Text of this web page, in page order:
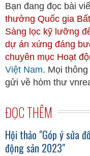
Bạn đang đọc bài
thưởng Quốc gia
Sàng lọc kỹ lưỡng
dự án xứng đáng
chuyên mục Hoạt
Việt Nam. Mọi
gửi về hòm thư
ĐỌC THÊM
Hội thảo "Góp ý sửa
động sản 2023"